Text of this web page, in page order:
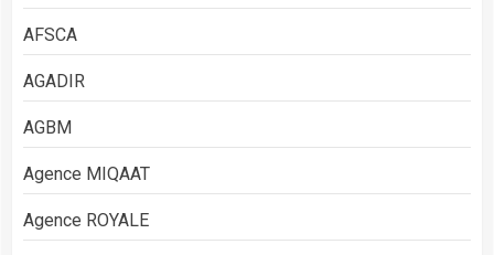
AFSCA
AGADIR
AGBM
Agence MIQAAT
Agence ROYALE